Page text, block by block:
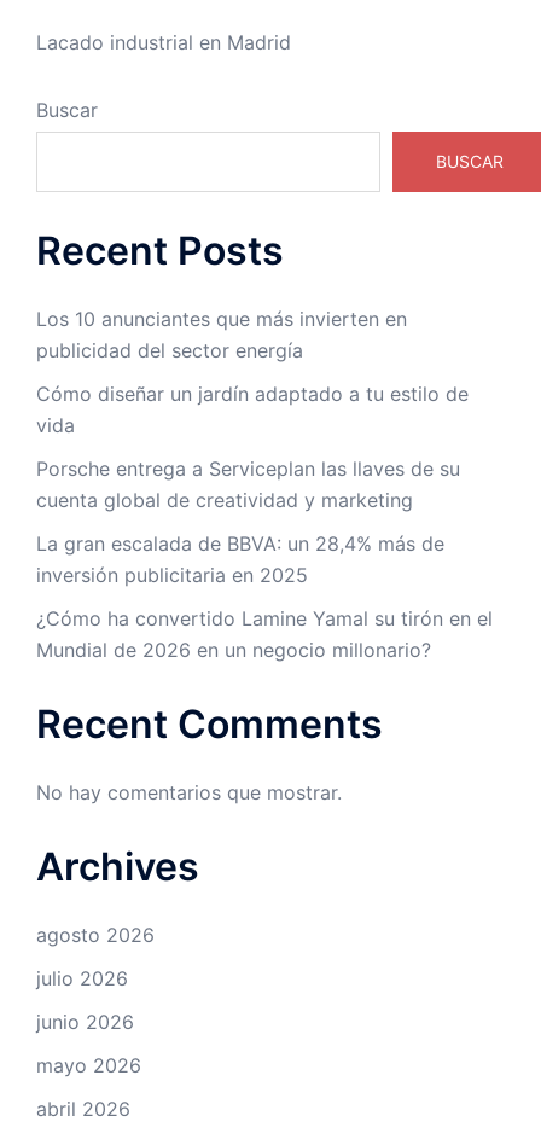
Lacado industrial en Madrid
Buscar
BUSCAR
Recent Posts
Los 10 anunciantes que más invierten en
publicidad del sector energía
Cómo diseñar un jardín adaptado a tu estilo de
vida
Porsche entrega a Serviceplan las llaves de su
cuenta global de creatividad y marketing
La gran escalada de BBVA: un 28,4% más de
inversión publicitaria en 2025
¿Cómo ha convertido Lamine Yamal su tirón en el
Mundial de 2026 en un negocio millonario?
Recent Comments
No hay comentarios que mostrar.
Archives
agosto 2026
julio 2026
junio 2026
mayo 2026
abril 2026